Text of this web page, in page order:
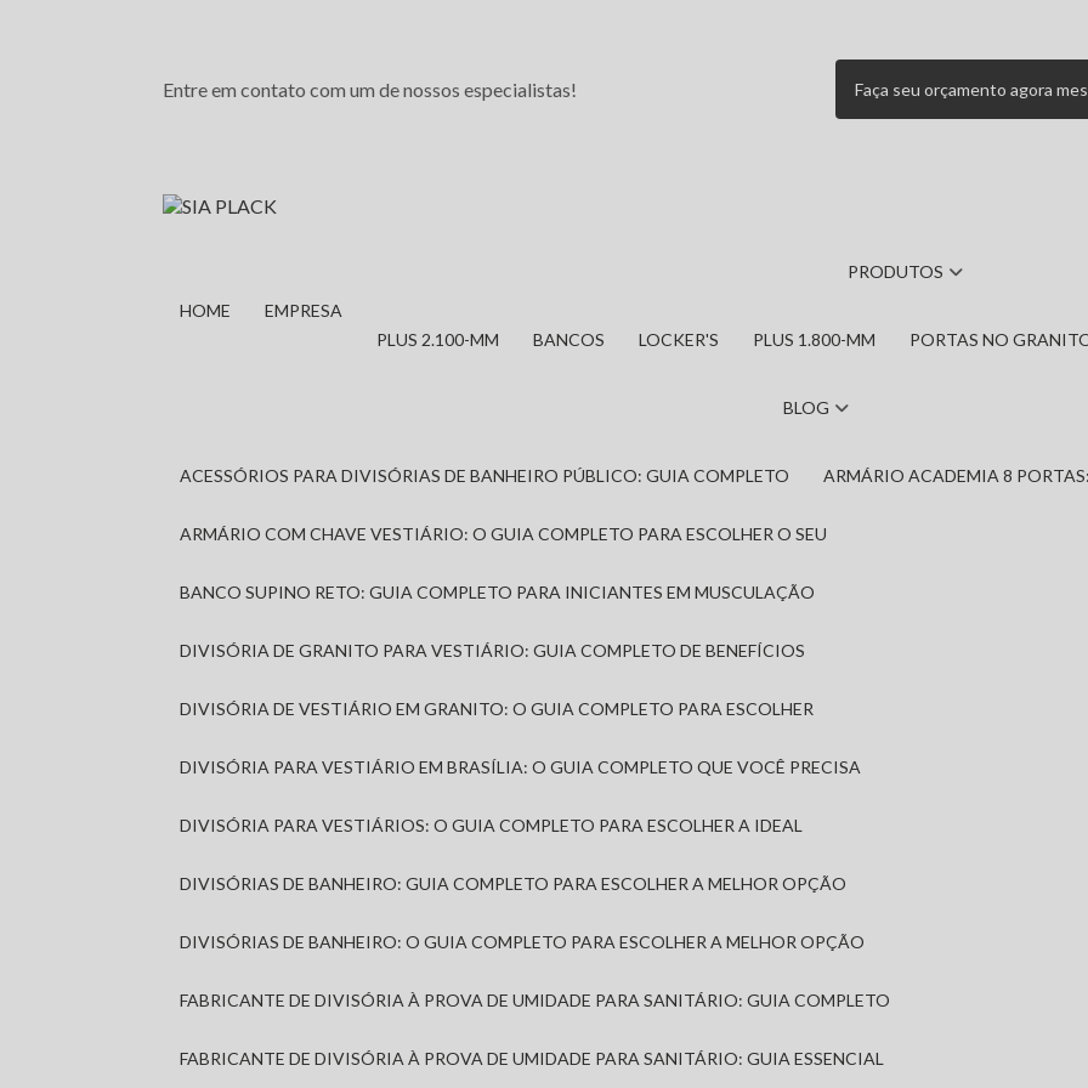
Entre em contato com um de nossos especialistas! Faça seu orçamento agora
HOME EMPRESA
PRODUTOS
PLUS 2.100-MM BANCOS LOCKER'S PLUS 1.800-MM PORTAS NO
BLOG
ACESSÓRIOS PARA DIVISÓRIAS DE BANHEIRO PÚBLICO: GUIA COMPLETO ARMÁRIO ACADEMIA 8
ARMÁRIO COM CHAVE VESTIÁRIO: O GUIA COMPLETO PARA ESCOLHER O SEU
BANCO SUPINO RETO: GUIA COMPLETO PARA INICIANTES EM MUSCULAÇÃO
DIVISÓRIA DE GRANITO PARA VESTIÁRIO: GUIA COMPLETO DE BENEFÍCIOS
DIVISÓRIA DE VESTIÁRIO EM GRANITO: O GUIA COMPLETO PARA ESCOLHER
DIVISÓRIA PARA VESTIÁRIO EM BRASÍLIA: O GUIA COMPLETO QUE VOCÊ PRECISA
DIVISÓRIA PARA VESTIÁRIOS: O GUIA COMPLETO PARA ESCOLHER A IDEAL
DIVISÓRIAS DE BANHEIRO: GUIA COMPLETO PARA ESCOLHER A MELHOR OPÇÃO
DIVISÓRIAS DE BANHEIRO: O GUIA COMPLETO PARA ESCOLHER A MELHOR OPÇÃO
FABRICANTE DE DIVISÓRIA À PROVA DE UMIDADE PARA SANITÁRIO: GUIA COMPLETO
FABRICANTE DE DIVISÓRIA À PROVA DE UMIDADE PARA SANITÁRIO: GUIA ESSENCIAL